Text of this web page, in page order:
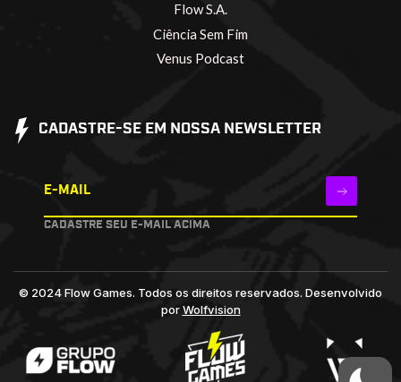
Flow S.A.
Ciência Sem Fim
Venus Podcast
CADASTRE-SE EM NOSSA NEWSLETTER
E-MAIL
CADASTRE SEU E-MAIL ACIMA
© 2024 Flow Games. Todos os direitos reservados. Desenvolvido
porWolfvision